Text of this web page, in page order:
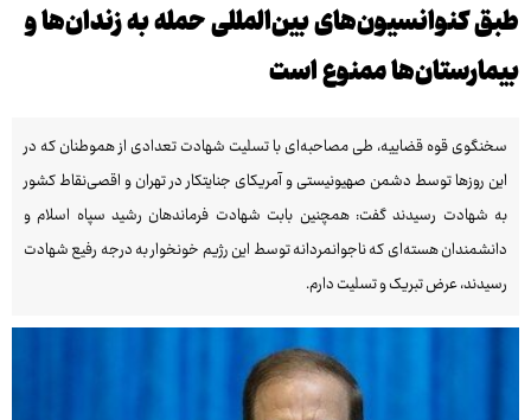
طبق کنوانسیون‌های بین‌المللی حمله به زندان‌ها و
بیمارستان‌ها ممنوع است
سخنگوی قوه قضاییه، طی مصاحبه‌ای با تسلیت شهادت تعدادی از هموطنان که در
این روزها توسط دشمن صهیونیستی و آمریکای جنایتکار در تهران و اقصی‌نقاط کشور
به شهادت رسیدند گفت: همچنین بابت شهادت فرماندهان رشید سپاه اسلام و
دانشمندان هسته‌ای که ناجوانمردانه توسط این رژیم خونخوار به درجه رفیع شهادت
رسیدند، عرض تبریک و تسلیت دارم.